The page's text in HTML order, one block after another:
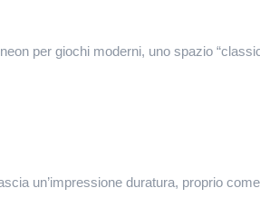
per giochi moderni, uno spazio
un’impressione duratura, proprio